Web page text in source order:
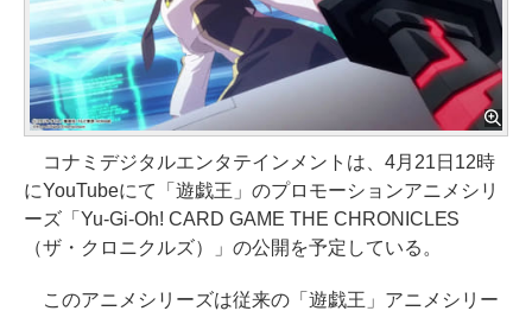
コナミデジタルエンタテインメントは、4月21日12時
にYouTubeにて「遊戯王」のプロモーションアニメシリ
ーズ「Yu-Gi-Oh! CARD GAME THE CHRONICLES
（ザ・クロニクルズ）」の公開を予定している。
このアニメシリーズは従来の「遊戯王」アニメシリー